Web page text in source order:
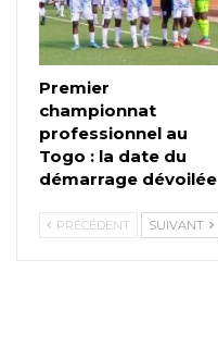
Premier
championnat
professionnel au
Togo : la date du
démarrage dévoilée
PRÉCÉDENT SUIVANT